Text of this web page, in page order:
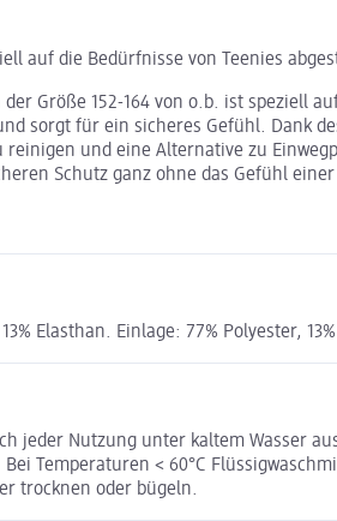
auf die Bedürfnisse von Teenies
Größe 152-164 von o.b. ist
sorgt für ein sicheres Gefühl. Dank
reinigen und eine Alternative zu
Schutz ganz ohne das Gefühl
Elasthan. Einlage: 77% Polyester,
jeder Nutzung unter kaltem Wasser
Temperaturen < 60°C
trocknen oder bügeln.